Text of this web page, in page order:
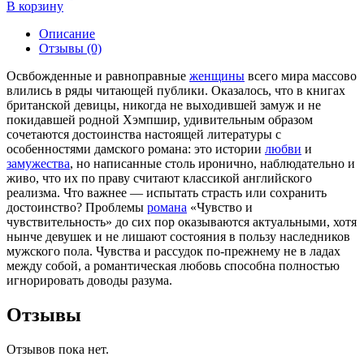
В корзину
Описание
Отзывы (0)
Освбожденные и равноправные женщины всего мира массово
влились в ряды читающей публики. Оказалось, что в книгах
британской девицы, никогда не выходившей замуж и не
покидавшей родной Хэмпшир, удивительным образом
сочетаются достоинства настоящей литературы с
особенностями дамского романа: это истории любви и
замужества, но написанные столь иронично, наблюдательно и
живо, что их по праву считают классикой английского
реализма. Что важнее — испытать страсть или сохранить
достоинство? Проблемы романа «Чувство и
чувствительность» до сих пор оказываются актуальными, хотя
нынче девушек и не лишают состояния в пользу наследников
мужского пола. Чувства и рассудок по-прежнему не в ладах
между собой, а романтическая любовь способна полностью
игнорировать доводы разума.
Отзывы
Отзывов пока нет.